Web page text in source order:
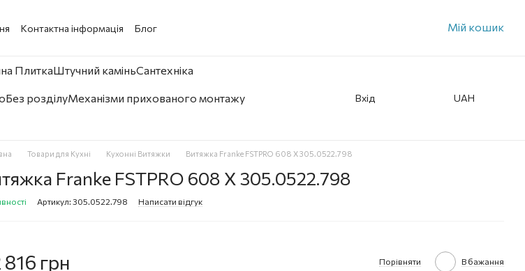
Контактна інформація Блог Мій кошик
ПлиткаШтучний каміньСантехніка
Без розділуМеханізми прихованого монтажу Вхід UAH
Товари для Кухні Кухонні Витяжки Витяжка Franke FSTPRO 608 X 305.0522.798
Franke FSTPRO 608 X 305.0522.798
Артикул: 305.0522.798 Написати відгук
816 грн Порівняти В бажання